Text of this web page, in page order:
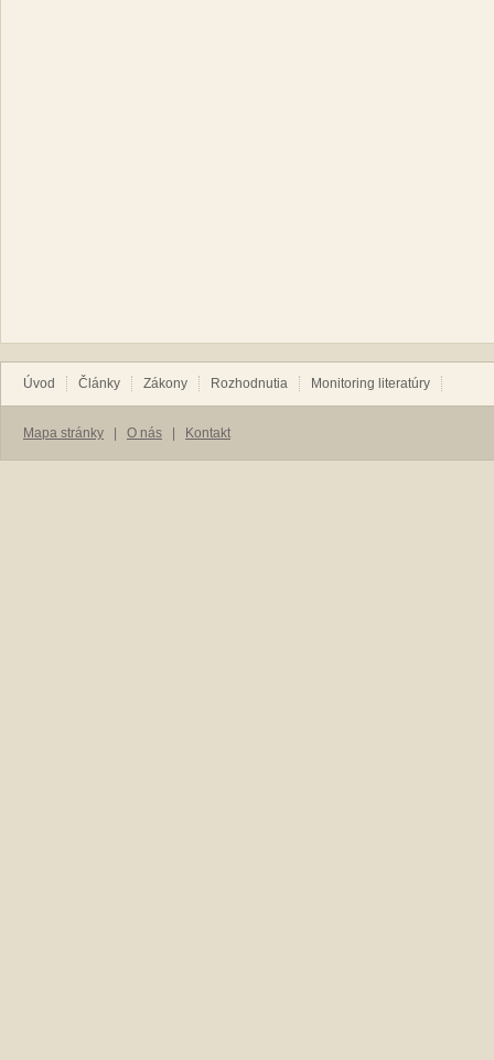
Úvod Články Zákony Rozhodnutia Monitoring literatúry
Mapa stránky O nás Kontakt